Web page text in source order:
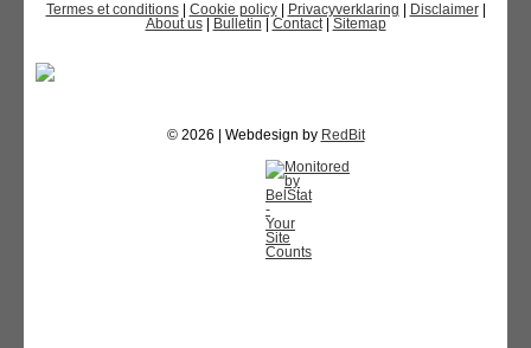
Termes et conditions| Cookie policy| Privacyverklaring Disclaimer|
About us| Bulletin Contact| Sitemap
© 2026 | Webdesign by RedBit